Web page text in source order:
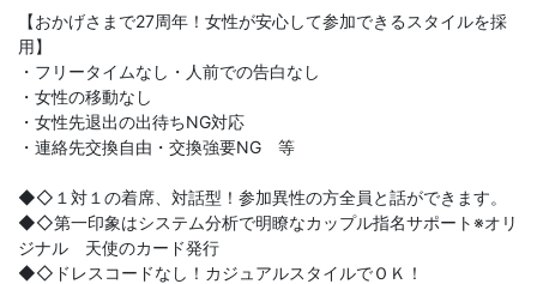
【おかげさまで27周年！女性が安心して参加できるスタイルを採
用】
・フリータイムなし・人前での告白なし
・女性の移動なし
・女性先退出の出待ちNG対応
・連絡先交換自由・交換強要NG 等
◆◇１対１の着席、対話型！参加異性の方全員と話ができます。
◆◇第一印象はシステム分析で明瞭なカップル指名サポート※オリ
ジナル 天使のカード発行
◆◇ドレスコードなし！カジュアルスタイルでＯＫ！